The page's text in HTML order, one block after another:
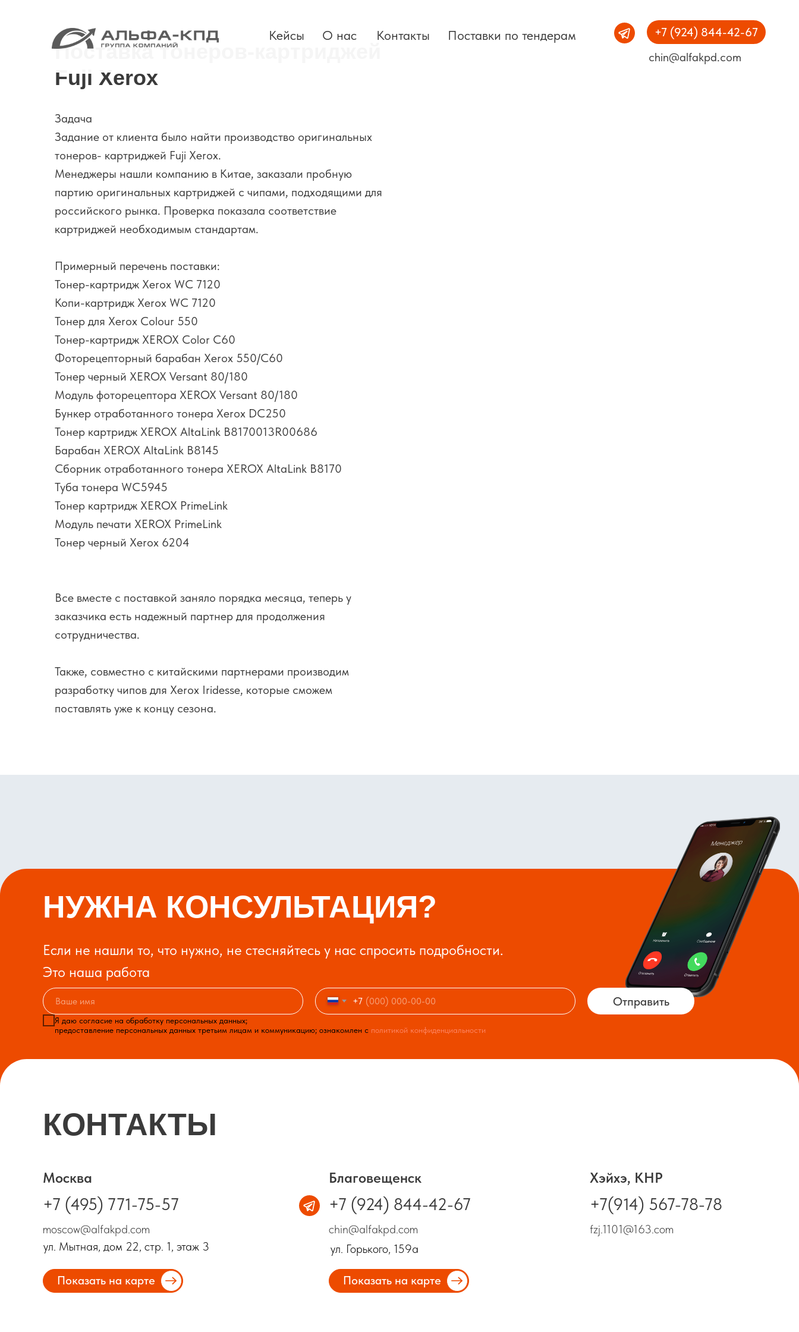
Кейсы О нас Контакты Поставки по тендерам
+7 (924) 844-42-67
chin@alfakpd.com
Поставка тонеров-картриджей
Fuji Xerox
Задача
Задание от клиента было найти производство оригинальных
тонеров- картриджей Fuji Xerox.
Менеджеры нашли компанию в Китае, заказали пробную
партию оригинальных картриджей с чипами, подходящими для
российского рынка. Проверка показала соответствие
картриджей необходимым стандартам.
Примерный перечень поставки:
Тонер-картридж Xerox WC 7120
Копи-картридж Xerox WC 7120
Тонер для Xerox Colour 550
Тонер-картридж XEROX Color С60
Фоторецепторный барабан Xerox 550/C60
Тонер черный XEROX Versant 80/180
Модуль фоторецептора XEROX Versant 80/180
Бункер отработанного тонера Xerox DC250
Тонер картридж XEROX AltaLink B8170013R00686
Барабан XEROX AltaLink B8145
Сборник отработанного тонера XEROX AltaLink B8170
Туба тонера WC5945
Тонер картридж XEROX PrimeLink
Модуль печати XEROX PrimeLink
Тонер черный Xerox 6204
Все вместе с поставкой заняло порядка месяца, теперь у
заказчика есть надежный партнер для продолжения
сотрудничества.
Также, совместно с китайскими партнерами производим
разработку чипов для Xerox Iridesse, которые сможем
поставлять уже к концу сезона.
НУЖНА КОНСУЛЬТАЦИЯ?
Если не нашли то, что нужно, не стесняйтесь у нас спросить подробности.
Это наша работа
+7
Я даю согласие на обработку персональных данных;
предоставление персональных данных третьим лицам и коммуникацию; ознакомлен с политикой конфиденциальности
Отправить
КОНТАКТЫ
Хэйхэ, КНР
+7(914) 567-78-78
fzj.1101@163.com
Москва
+7 (495) 771-75-57
Благовещенск
moscow@alfakpd.com
+7 (924) 844-42-67
chin@alfakpd.com
Показать на карте
Показать на карте
ул. Горького, 159а
ул. Мытная, дом 22, стр. 1, этаж 3